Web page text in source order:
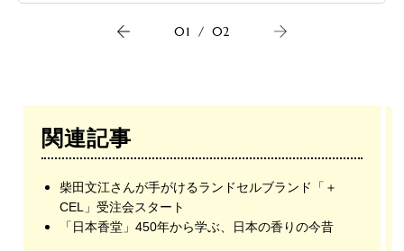
01 / 02
関連記事
柴田文江さんが手がけるランドセルブランド「＋
CEL」受注会スタート
「日本香堂」450年から学ぶ、日本の香りの今昔